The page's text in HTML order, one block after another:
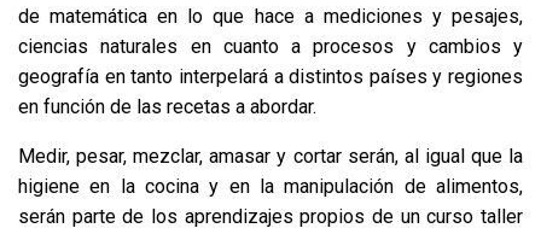
de matemática en lo que hace a mediciones y pesajes,
ciencias naturales en cuanto a procesos y cambios y
geografía en tanto interpelará a distintos países y regiones
en función de las recetas a abordar.
Medir, pesar, mezclar, amasar y cortar serán, al igual que la
higiene en la cocina y en la manipulación de alimentos,
serán parte de los aprendizajes propios de un curso taller